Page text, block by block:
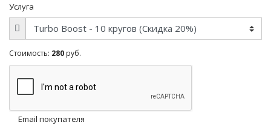
Услуга
Стоимость: 280 руб.
Email покупателя